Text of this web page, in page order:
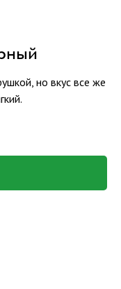
но вкус все же